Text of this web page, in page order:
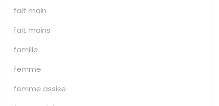
fait main
fait mains
famille
femme
femme assise